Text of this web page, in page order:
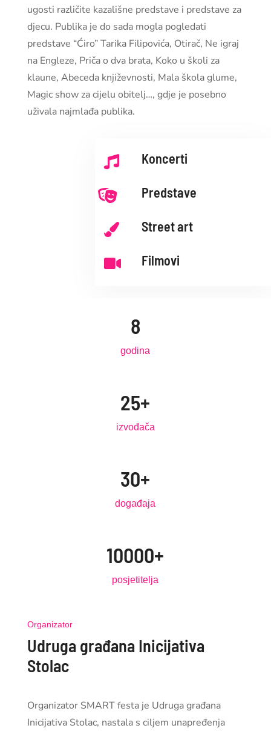
ugosti različite kazališne predstave i predstave za
djecu. Publika je do sada mogla pogledati
predstave “Ćiro” Tarika Filipovića, Otirač, Ne igraj
na Engleze, Priča o dva brata, Koko u školi za
klaune, Abeceda književnosti, Mala škola glume,
Magic show za cijelu obitelj…, gdje je posebno
uživala najmlađa publika.
 Koncerti
 Predstave
 Street art
 Filmovi
8
godina
25+
izvođača
30+
događaja
10000+
posjetitelja
Organizator
Udruga građana Inicijativa
Stolac
Organizator SMART festa je Udruga građana
Inicijativa Stolac, nastala s ciljem unapređenja